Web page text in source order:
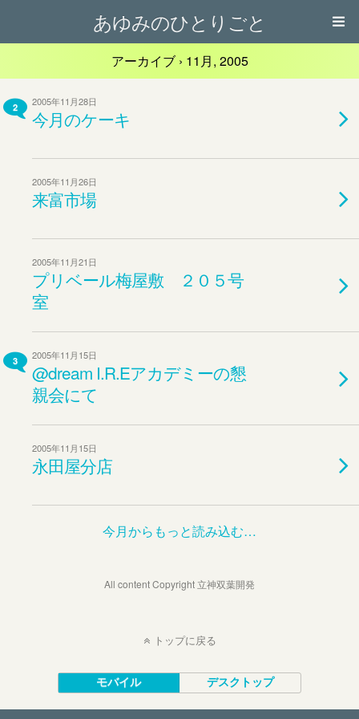
あゆみのひとりごと
アーカイブ › 11月, 2005
2 2005年11月28日
今月のケーキ
2005年11月26日
来富市場
2005年11月21日
プリベール梅屋敷 ２０５号
室
3 2005年11月15日
@dream I.R.Eアカデミーの懇
親会にて
2005年11月15日
永田屋分店
今月からもっと読み込む…
All content Copyright 立神双葉開発
トップに戻る
モバイル デスクトップ